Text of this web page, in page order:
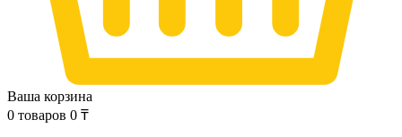
Ваша корзина
0 товаров 0 ₸